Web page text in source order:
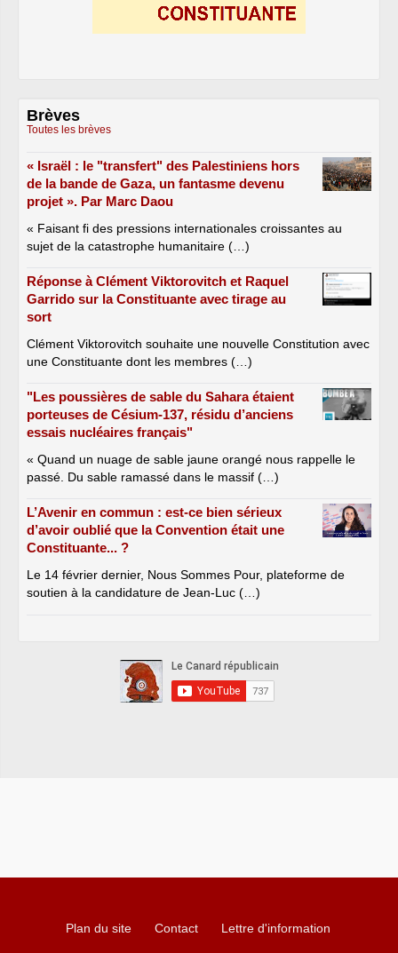
Brèves
Toutes les brèves
« Israël : le "transfert" des Palestiniens hors
de la bande de Gaza, un fantasme devenu
projet ». Par Marc Daou
« Faisant fi des pressions internationales croissantes au
sujet de la catastrophe humanitaire (…)
Réponse à Clément Viktorovitch et Raquel
Garrido sur la Constituante avec tirage au
sort
Clément Viktorovitch souhaite une nouvelle Constitution avec
une Constituante dont les membres (…)
"Les poussières de sable du Sahara étaient
porteuses de Césium-137, résidu d’anciens
essais nucléaires français"
« Quand un nuage de sable jaune orangé nous rappelle le
passé. Du sable ramassé dans le massif (…)
L’Avenir en commun : est-ce bien sérieux
d’avoir oublié que la Convention était une
Constituante... ?
Le 14 février dernier, Nous Sommes Pour, plateforme de
soutien à la candidature de Jean-Luc (…)
Plan du site Contact Lettre d'information